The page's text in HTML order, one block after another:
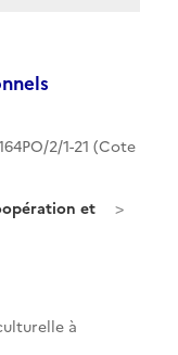
2/1-21 (Cote
et
à